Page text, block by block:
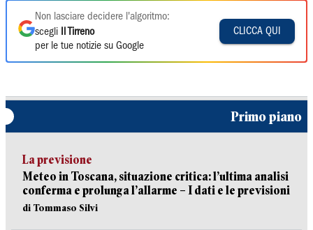
Non lasciare decidere l'algoritmo:
scegli
Il Tirreno
per le tue notizie su Google
CLICCA QUI
Primo piano
La previsione
Meteo in Toscana, situazione critica: l’ultima analisi
conferma e prolunga l’allarme – I dati e le previsioni
di Tommaso Silvi